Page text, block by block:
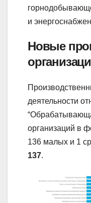
и
Новые
деятельности
организаций в
136 малых и 1
137.